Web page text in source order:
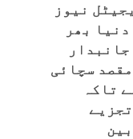
نیوز
بھر
سچائی
تاکہ